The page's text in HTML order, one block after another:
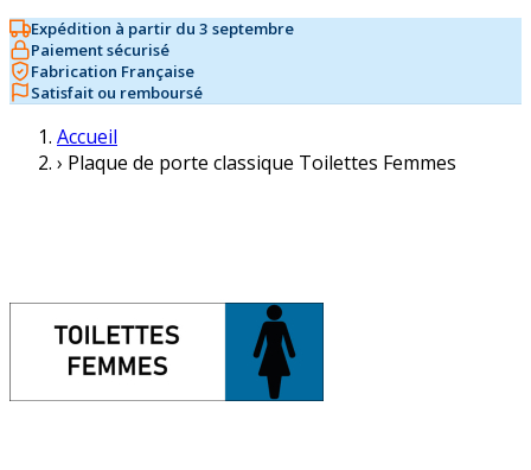
Expédition à partir du 3 septembre
Paiement sécurisé
Fabrication Française
Satisfait ou remboursé
Accueil
› Plaque de porte classique Toilettes Femmes